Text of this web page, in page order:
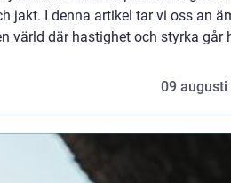
jakt. I denna artikel tar vi oss an
värld där hastighet och styrka går
09 augusti